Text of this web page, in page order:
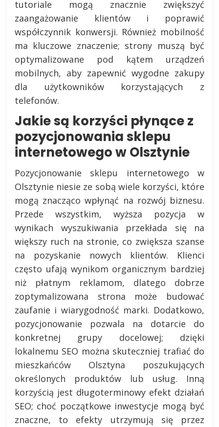
tutoriale mogą znacznie zwiększyć
zaangażowanie klientów i poprawić
współczynnik konwersji. Również mobilność
ma kluczowe znaczenie; strony muszą być
optymalizowane pod kątem urządzeń
mobilnych, aby zapewnić wygodne zakupy
dla użytkowników korzystających z
telefonów.
Jakie są korzyści płynące z
pozycjonowania sklepu
internetowego w Olsztynie
Pozycjonowanie sklepu internetowego w
Olsztynie niesie ze sobą wiele korzyści, które
mogą znacząco wpłynąć na rozwój biznesu.
Przede wszystkim, wyższa pozycja w
wynikach wyszukiwania przekłada się na
większy ruch na stronie, co zwiększa szanse
na pozyskanie nowych klientów. Klienci
często ufają wynikom organicznym bardziej
niż płatnym reklamom, dlatego dobrze
zoptymalizowana strona może budować
zaufanie i wiarygodność marki. Dodatkowo,
pozycjonowanie pozwala na dotarcie do
konkretnej grupy docelowej; dzięki
lokalnemu SEO można skuteczniej trafiać do
mieszkańców Olsztyna poszukujących
określonych produktów lub usług. Inną
korzyścią jest długoterminowy efekt działań
SEO; choć początkowe inwestycje mogą być
znaczne, to efekty utrzymują się przez